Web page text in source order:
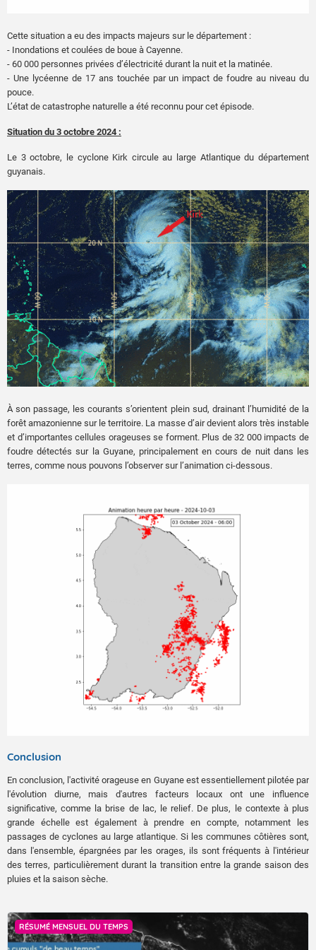
Cette situation a eu des impacts majeurs sur le département :
- Inondations et coulées de boue à Cayenne.
- 60 000 personnes privées d’électricité durant la nuit et la matinée.
- Une lycéenne de 17 ans touchée par un impact de foudre au niveau du
pouce.
L’état de catastrophe naturelle a été reconnu pour cet épisode.
Situation du 3 octobre 2024 :
Le 3 octobre, le cyclone Kirk circule au large Atlantique du département
guyanais.
À son passage, les courants s’orientent plein sud, drainant l’humidité de la
forêt amazonienne sur le territoire. La masse d’air devient alors très instable
et d’importantes cellules orageuses se forment. Plus de 32 000 impacts de
foudre détectés sur la Guyane, principalement en cours de nuit dans les
terres, comme nous pouvons l’observer sur l’animation ci-dessous.
Conclusion
En conclusion, l'activité orageuse en Guyane est essentiellement pilotée par
l'évolution diurne, mais d'autres facteurs locaux ont une influence
significative, comme la brise de lac, le relief. De plus, le contexte à plus
grande échelle est également à prendre en compte, notamment les
passages de cyclones au large atlantique. Si les communes côtières sont,
dans l'ensemble, épargnées par les orages, ils sont fréquents à l'intérieur
des terres, particulièrement durant la transition entre la grande saison des
pluies et la saison sèche.
MENSUEL DU TEMPS